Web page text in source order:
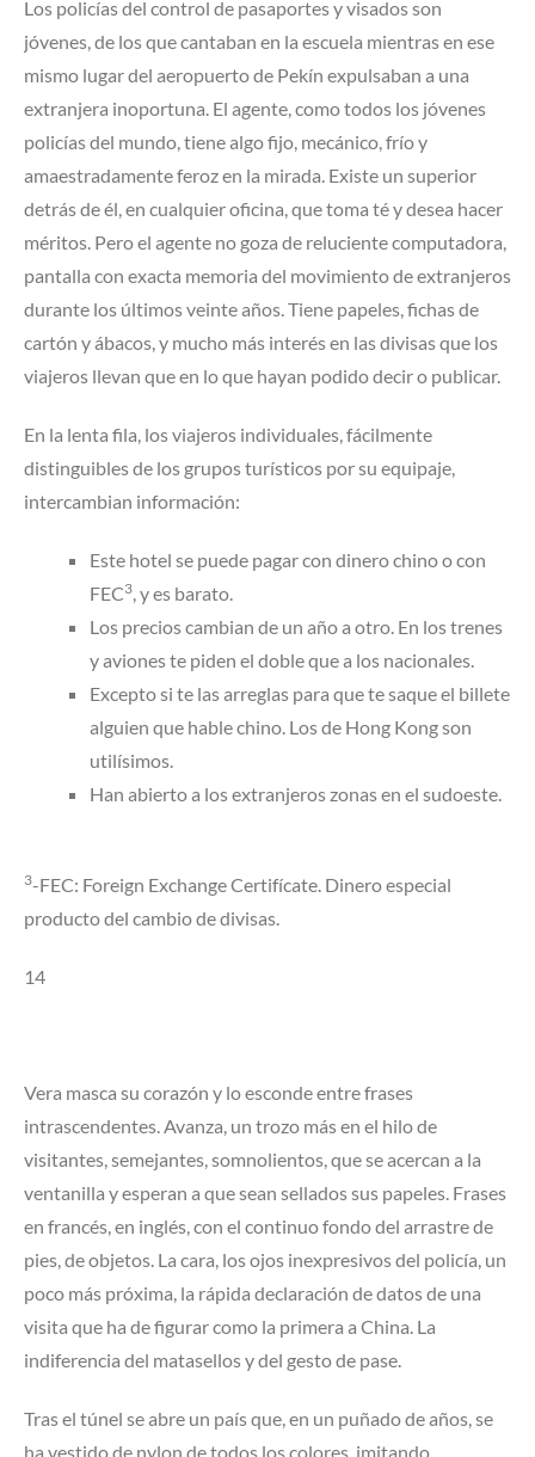
Los policías del control de pasaportes y visados son
jóvenes, de los que cantaban en la escuela mientras en ese
mismo lugar del aeropuerto de Pekín expulsaban a una
extranjera inoportuna. El agente, como todos los jóvenes
policías del mundo, tiene algo fijo, mecánico, frío y
amaestradamente feroz en la mirada. Existe un superior
detrás de él, en cualquier oficina, que toma té y desea hacer
méritos. Pero el agente no goza de reluciente computadora,
pantalla con exacta memoria del movimiento de extranjeros
durante los últimos veinte años. Tiene papeles, fichas de
cartón y ábacos, y mucho más interés en las divisas que los
viajeros llevan que en lo que hayan podido decir o publicar.
En la lenta fila, los viajeros individuales, fácilmente
distinguibles de los grupos turísticos por su equipaje,
intercambian información:
Este hotel se puede pagar con dinero chino o con
FEC3 , y es barato.
Los precios cambian de un año a otro. En los trenes
y aviones te piden el doble que a los nacionales.
Excepto si te las arreglas para que te saque el billete
alguien que hable chino. Los de Hong Kong son
utilísimos.
Han abierto a los extranjeros zonas en el sudoeste.
3-FEC: Foreign Exchange Certifícate. Dinero especial
producto del cambio de divisas.
14
Vera masca su corazón y lo esconde entre frases
intrascendentes. Avanza, un trozo más en el hilo de
visitantes, semejantes, somnolientos, que se acercan a la
ventanilla y esperan a que sean sellados sus papeles. Frases
en francés, en inglés, con el continuo fondo del arrastre de
pies, de objetos. La cara, los ojos inexpresivos del policía, un
poco más próxima, la rápida declaración de datos de una
visita que ha de figurar como la primera a China. La
indiferencia del matasellos y del gesto de pase.
Tras el túnel se abre un país que, en un puñado de años, se
ha vestido de nylon de todos los colores, imitando